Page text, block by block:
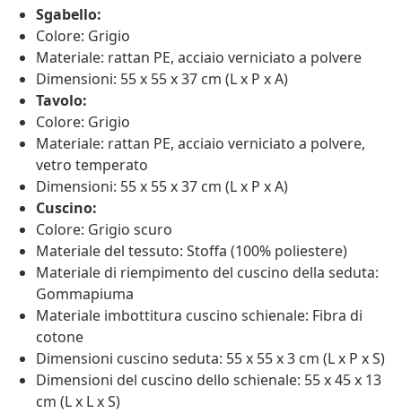
Sgabello:
Colore: Grigio
Materiale: rattan PE, acciaio verniciato a polvere
Dimensioni: 55 x 55 x 37 cm (L x P x A)
Tavolo:
Colore: Grigio
Materiale: rattan PE, acciaio verniciato a polvere,
vetro temperato
Dimensioni: 55 x 55 x 37 cm (L x P x A)
Cuscino:
Colore: Grigio scuro
Materiale del tessuto: Stoffa (100% poliestere)
Materiale di riempimento del cuscino della seduta:
Gommapiuma
Materiale imbottitura cuscino schienale: Fibra di
cotone
Dimensioni cuscino seduta: 55 x 55 x 3 cm (L x P x S)
Dimensioni del cuscino dello schienale: 55 x 45 x 13
cm (L x L x S)